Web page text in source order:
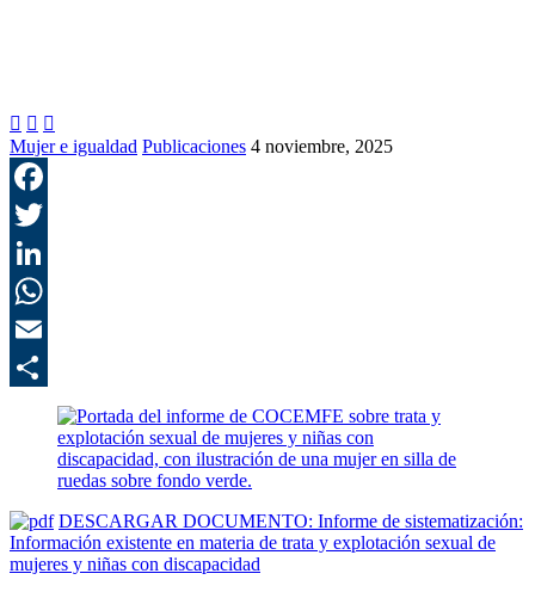
  
Mujer e igualdad Publicaciones 4 noviembre, 2025
DESCARGAR DOCUMENTO: Informe de sistematización:
Información existente en materia de trata y explotación sexual de
mujeres y niñas con discapacidad